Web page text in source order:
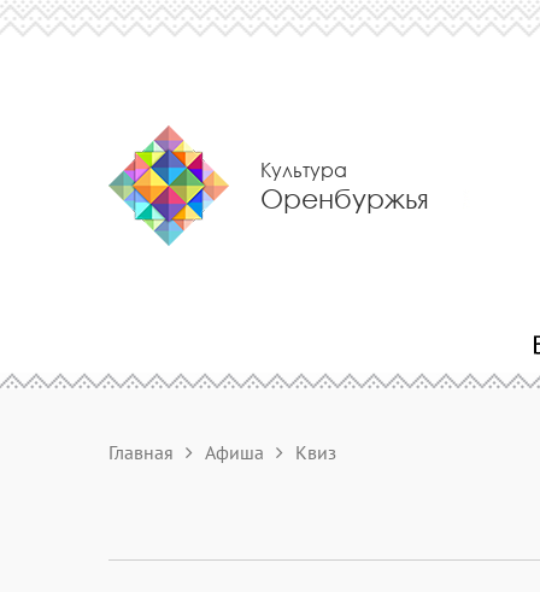
Культура
Оренбуржья
Главная Афиша Квиз